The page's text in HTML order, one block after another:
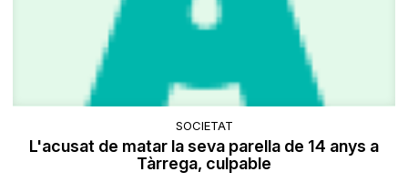
SOCIETAT
L'acusat de matar la seva parella de 14 anys a
Tàrrega, culpable